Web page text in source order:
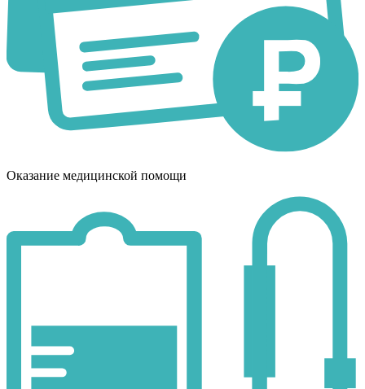
Оказание медицинской помощи